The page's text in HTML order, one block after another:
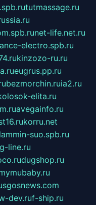
tutmassage.ru
net-life.net.ru
electro.spb.ru
kinzozo-ru.ru
eugrus.pp.ru
bezmorchin.ruia2.ru
elita.ru
avegainfo.ru
korru.net
lammin-suo.spb.ru
line.ru
dugshop.ru
dev.ruf-ship.ru